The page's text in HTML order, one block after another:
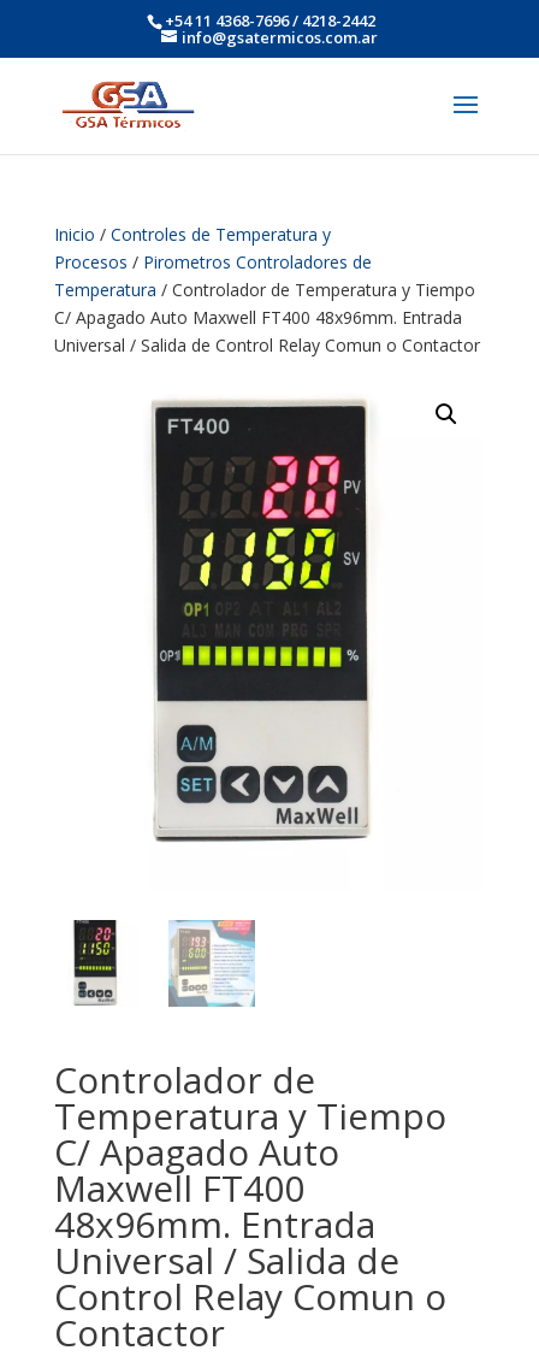
+54 11 4368-7696 / 4218-2442
info@gsatermicos.com.ar
Inicio / Controles de Temperatura y
Procesos / Pirometros Controladores de
Temperatura / Controlador de Temperatura y Tiempo
C/ Apagado Auto Maxwell FT400 48x96mm. Entrada
Universal / Salida de Control Relay Comun o Contactor
Controlador de
Temperatura y Tiempo
C/ Apagado Auto
Maxwell FT400
48x96mm. Entrada
Universal / Salida de
Control Relay Comun o
Contactor